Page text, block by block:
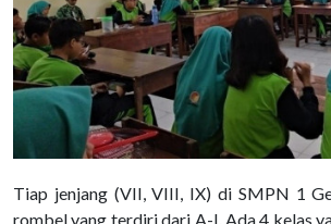
Tiap jenjang (VII, VIII, IX) di SMPN 1
rombel yang terdiri dari A-I. Ada 4 kelas